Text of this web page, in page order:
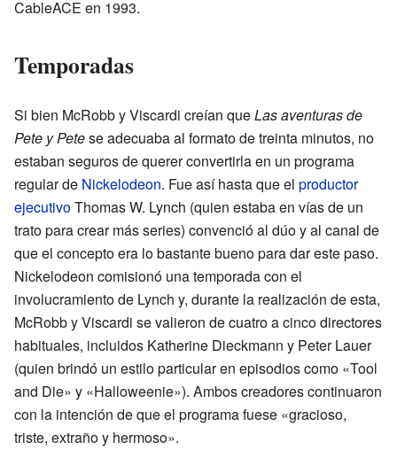
CableACE en 1993.
Temporadas
Si bien McRobb y Viscardi creían queLas aventuras de
Pete y Petese adecuaba al formato de treinta minutos, no
estaban seguros de querer convertirla en un programa
regular de Nickelodeon. Fue así hasta que el productor
ejecutivoThomas W. Lynch (quien estaba en vías de un
trato para crear más series) convenció al dúo y al canal de
que el concepto era lo bastante bueno para dar este paso.
Nickelodeon comisionó una temporada con el
involucramiento de Lynch y, durante la realización de esta,
McRobb y Viscardi se valieron de cuatro a cinco directores
habituales, incluidos Katherine Dieckmann y Peter Lauer
(quien brindó un estilo particular en episodios como «Tool
and Die» y «Halloweenie»). Ambos creadores continuaron
con la intención de que el programa fuese «gracioso,
triste, extraño y hermoso».